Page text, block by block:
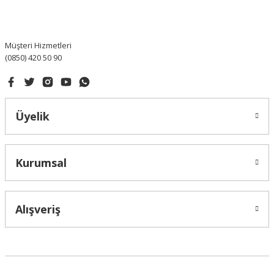
Müşteri Hizmetleri
(0850) 420 50 90
Üyelik
Kurumsal
Alışveriş